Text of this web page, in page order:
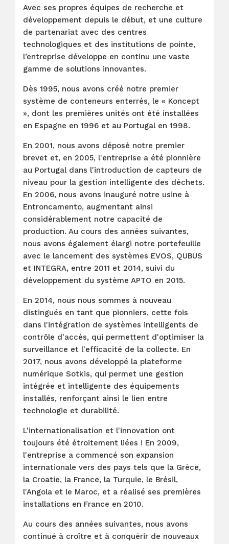
Avec ses propres équipes de recherche et
développement depuis le début, et une culture
de partenariat avec des centres
technologiques et des institutions de pointe,
l’entreprise développe en continu une vaste
gamme de solutions innovantes.
Dès 1995, nous avons créé notre premier
système de conteneurs enterrés, le « Koncept
», dont les premières unités ont été installées
en Espagne en 1996 et au Portugal en 1998.
En 2001, nous avons déposé notre premier
brevet et, en 2005, l'entreprise a été pionnière
au Portugal dans l'introduction de capteurs de
niveau pour la gestion intelligente des déchets.
En 2006, nous avons inauguré notre usine à
Entroncamento, augmentant ainsi
considérablement notre capacité de
production. Au cours des années suivantes,
nous avons également élargi notre portefeuille
avec le lancement des systèmes EVOS, QUBUS
et INTEGRA, entre 2011 et 2014, suivi du
développement du système APTO en 2015.
En 2014, nous nous sommes à nouveau
distingués en tant que pionniers, cette fois
dans l'intégration de systèmes intelligents de
contrôle d'accès, qui permettent d'optimiser la
surveillance et l'efficacité de la collecte. En
2017, nous avons développé la plateforme
numérique Sotkis, qui permet une gestion
intégrée et intelligente des équipements
installés, renforçant ainsi le lien entre
technologie et durabilité.
L'internationalisation et l'innovation ont
toujours été étroitement liées ! En 2009,
l'entreprise a commencé son expansion
internationale vers des pays tels que la Grèce,
la Croatie, la France, la Turquie, le Brésil,
l'Angola et le Maroc, et a réalisé ses premières
installations en France en 2010.
Au cours des années suivantes, nous avons
continué à croître et à conquérir de nouveaux